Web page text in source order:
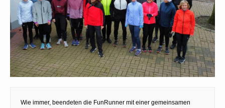
Wie immer, beendeten die FunRunner mit einer gemeinsamen